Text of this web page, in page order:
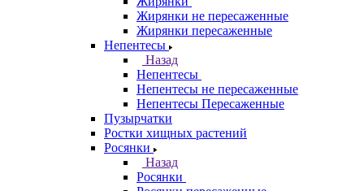
Жирянки не пересаженные
Жирянки пересаженные
Непентесы
Назад
Непентесы
Непентесы не пересаженные
Непентесы Пересаженные
Пузырчатки
Ростки хищных растений
Росянки
Назад
Росянки